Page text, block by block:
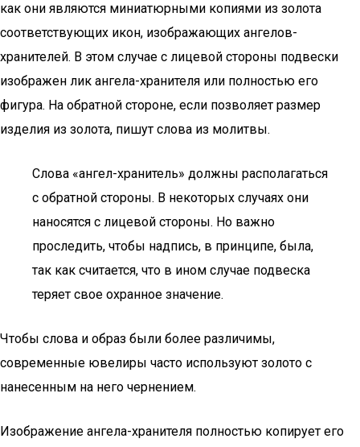
как они являются миниатюрными копиями из золота
соответствующих икон, изображающих ангелов-
хранителей. В этом случае с лицевой стороны подвески
изображен лик ангела-хранителя или полностью его
фигура. На обратной стороне, если позволяет размер
изделия из золота, пишут слова из молитвы.
Слова «ангел-хранитель» должны располагаться
с обратной стороны. В некоторых случаях они
наносятся с лицевой стороны. Но важно
проследить, чтобы надпись, в принципе, была,
так как считается, что в ином случае подвеска
теряет свое охранное значение.
Чтобы слова и образ были более различимы,
современные ювелиры часто используют золото с
нанесенным на него чернением.
Изображение ангела-хранителя полностью копирует его